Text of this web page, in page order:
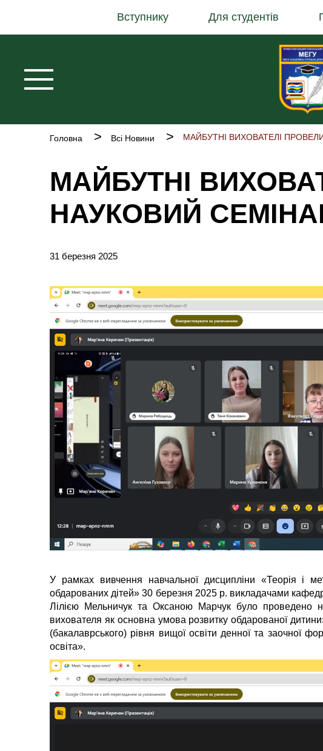
основного
Вступнику Для студентів
Рядок
Головна Всі Новини
МАЙБУТНІ
НАУКОВИЙ
31 березня 2025
У рамках вивчення навчальної дисципліни «Теорія і
обдарованих дітей» 30 березня 2025 р. викладачами
Лілією Мельничук та Оксаною Марчук було проведено
вихователя як основна умова розвитку обдарованої
(бакалаврського) рівня вищої освіти денної та заочної
освіта».